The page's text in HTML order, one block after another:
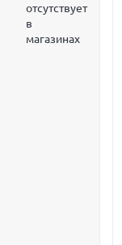
отсутствует
в
магазинах